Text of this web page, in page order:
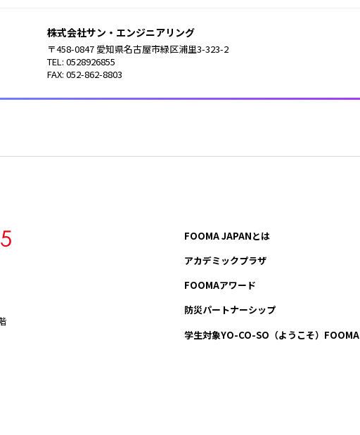
株式会社サン・エンジニアリング
〒458-0847 愛知県名古屋市緑区浦里3-323-2
TEL: 0528926855
FAX: 052-862-8803
FOOMA JAPANとは
アカデミックプラザ
FOOMAアワード
防災パートナーシップ
学生対象YO-CO-SO （ようこそ）FOOMA